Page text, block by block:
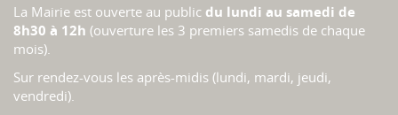
La Mairie est ouverte au public du lundi au samedi de
8h30 à 12h (ouverture les 3 premiers samedis de chaque
mois).
Sur rendez-vous les après-midis (lundi, mardi, jeudi,
vendredi).